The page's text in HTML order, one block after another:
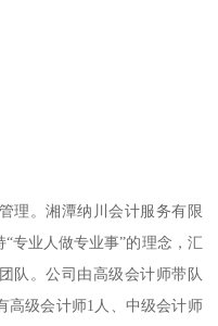
理。湘潭纳川会计服务有限
专业人做专业事”的理念，汇
队。公司由高级会计师带队
高级会计师1人、中级会计师